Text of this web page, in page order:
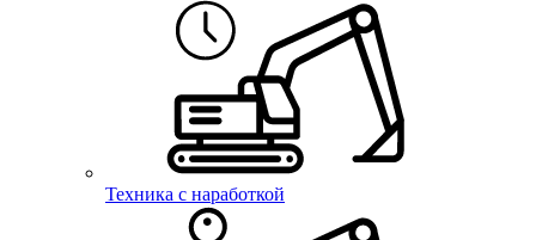
Техника с наработкой